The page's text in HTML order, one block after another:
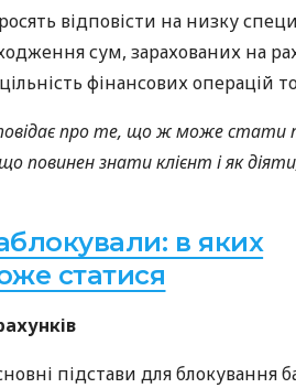
відповісти на низку
сум, зарахованих на
фінансових операцій
про те, що ж може стати
повинен знати клієнт і як
в яких
статися
підстави для блокування